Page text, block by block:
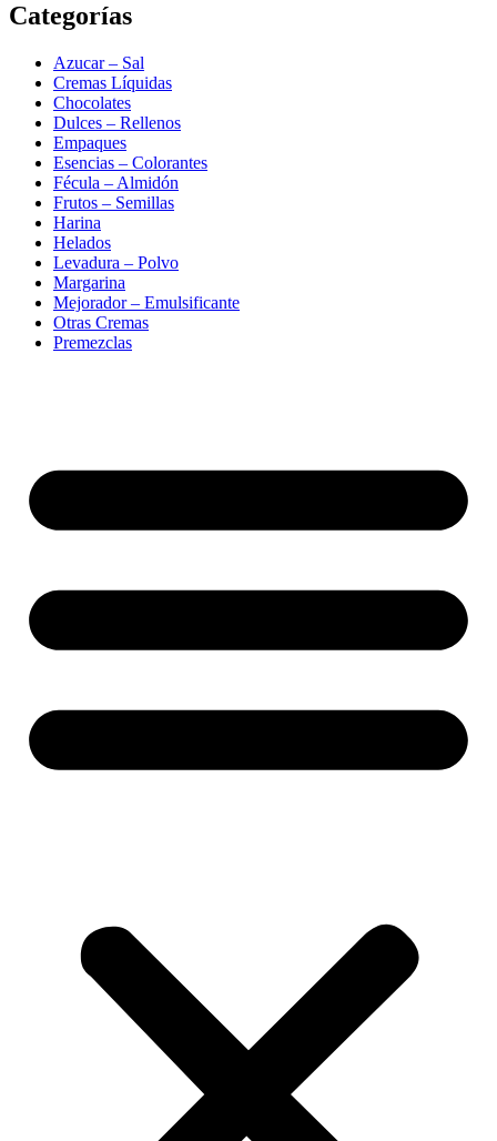
Categorías
Azucar – Sal
Cremas Líquidas
Chocolates
Dulces – Rellenos
Empaques
Esencias – Colorantes
Fécula – Almidón
Frutos – Semillas
Harina
Helados
Levadura – Polvo
Margarina
Mejorador – Emulsificante
Otras Cremas
Premezclas